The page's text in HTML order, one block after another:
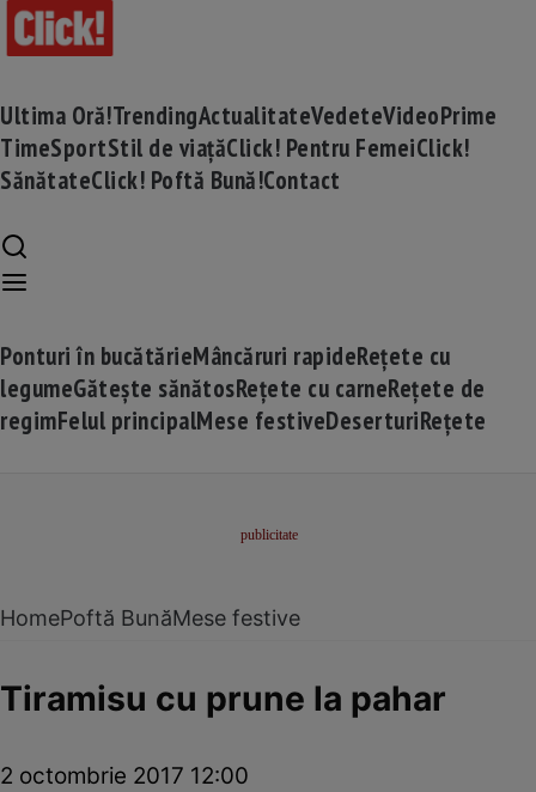
Ultima Oră!TrendingActualitateVedeteVideoPrime
TimeSportStil de viațăClick! Pentru FemeiClick!
SănătateClick! Poftă Bună!Contact
Ponturi în bucătărieMâncăruri rapideRețete cu
legumeGătește sănătosRețete cu carneRețete de
regimFelul principalMese festiveDeserturiRețete
HomePoftă BunăMese festive
Tiramisu cu prune la pahar
2 octombrie 2017 12:00